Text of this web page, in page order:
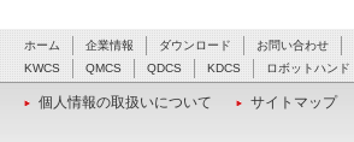
ホーム 企業情報 ダウンロード お問い合わせ
KWCS
QMCS QDCS KDCS ロボットハンド
個人情報の取扱いについて サイトマップ